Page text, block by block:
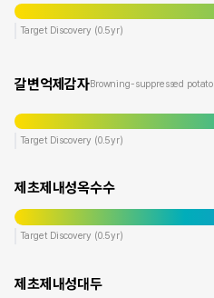
Target Discovery (0.5yr)
갈변억제감자Browning-suppressed potato
Target Discovery (0.5yr)
제초제내성옥수수
Target Discovery (0.5yr)
제초제내성대두